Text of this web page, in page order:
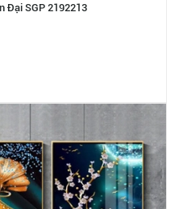
Đại SGP 2192213